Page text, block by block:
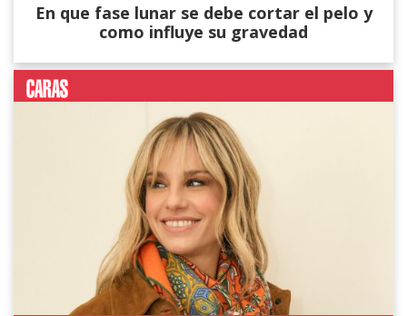
En que fase lunar se debe cortar el pelo y
como influye su gravedad